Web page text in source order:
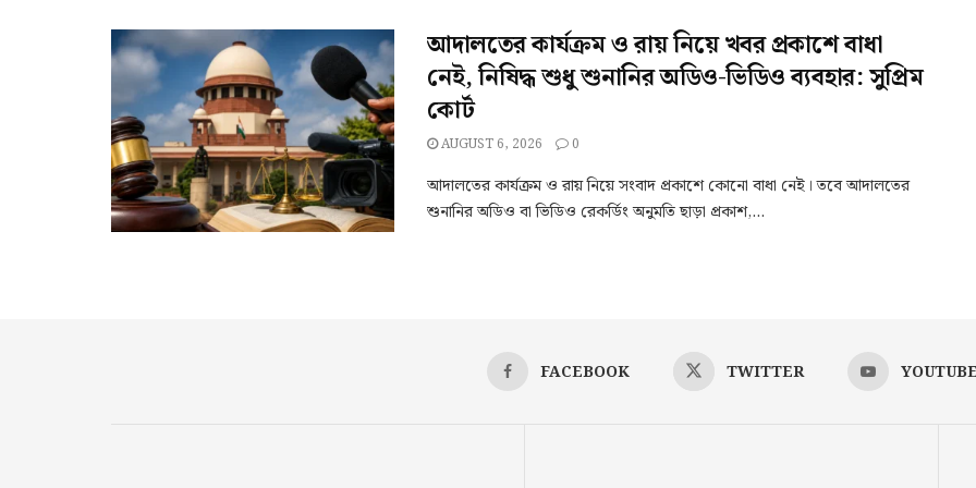
আদালতের কার্যক্রম ও রায় নিয়ে খবর প্রকাশে বাধা
নেই, নিষিদ্ধ শুধু শুনানির অডিও-ভিডিও ব্যবহার: সুপ্রিম
কোর্ট
AUGUST 6, 2026 0
আদালতের কার্যক্রম ও রায় নিয়ে সংবাদ প্রকাশে কোনো বাধা নেই। তবে আদালতের
শুনানির অডিও বা ভিডিও রেকর্ডিং অনুমতি ছাড়া প্রকাশ,...
FACEBOOK TWITTER